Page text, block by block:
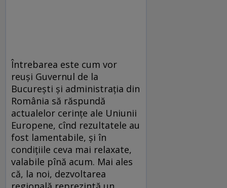
Întrebarea este cum vor
reuşi Guvernul de la
Bucureşti şi administraţia din
România să răspundă
actualelor cerinţe ale Uniunii
Europene, cînd rezultatele au
fost lamentabile, şi în
condiţiile ceva mai relaxate,
valabile pînă acum. Mai ales
că, la noi, dezvoltarea